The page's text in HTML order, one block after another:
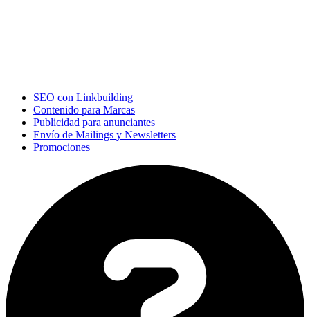
SEO con Linkbuilding
Contenido para Marcas
Publicidad para anunciantes
Envío de Mailings y Newsletters
Promociones